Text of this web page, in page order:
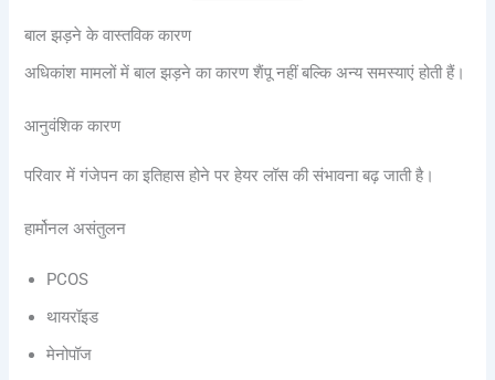
बाल झड़ने के वास्तविक कारण
अधिकांश मामलों में बाल झड़ने का कारण शैंपू नहीं बल्कि अन्य समस्याएं होती हैं।
आनुवंशिक कारण
परिवार में गंजेपन का इतिहास होने पर हेयर लॉस की संभावना बढ़ जाती है।
हार्मोनल असंतुलन
PCOS
थायरॉइड
मेनोपॉज